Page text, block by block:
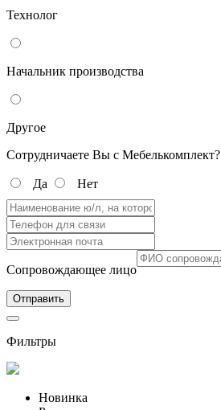
Технолог
Начальник производства
Другое
Сотрудничаете Вы с Мебелькомплект?
Да Нет
Сопровождающее лицо
Фильтры
Новинка